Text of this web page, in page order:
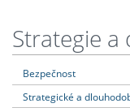
Strategie
Bezpečnost
Strategické a